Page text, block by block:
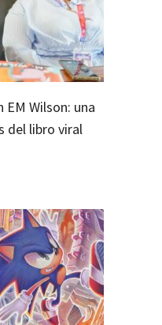
Wilson: una
del libro viral